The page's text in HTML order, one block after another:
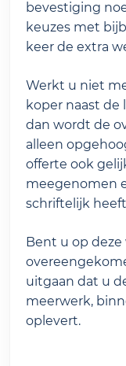
bevestiging
keuzes met
keer de extra
Werkt u niet
koper naast de
dan wordt de
alleen
offerte ook
meegenomen
schriftelijk
Bent u op
uitgaan dat u
meerwerk,
oplevert.